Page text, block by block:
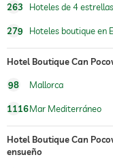
263 Hoteles de 4
279 Hoteles boutique en
Hotel Boutique Can
98 Mallorca
1116Mar Mediterráneo
Hotel Boutique Can
ensueño